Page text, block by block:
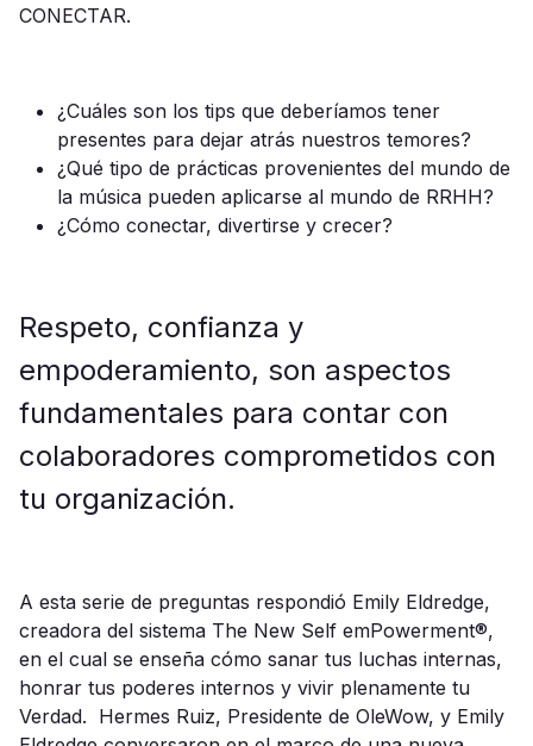
CONECTAR.
¿Cuáles son los tips que deberíamos tener
presentes para dejar atrás nuestros temores?
¿Qué tipo de prácticas provenientes del mundo de
la música pueden aplicarse al mundo de RRHH?
¿Cómo conectar, divertirse y crecer?
Respeto, confianza y
empoderamiento, son aspectos
fundamentales para contar con
colaboradores comprometidos con
tu organización.
A esta serie de preguntas respondió Emily Eldredge,
creadora del sistema The New Self emPowerment®,
en el cual se enseña cómo sanar tus luchas internas,
honrar tus poderes internos y vivir plenamente tu
Verdad. Hermes Ruiz, Presidente de OleWow, y Emily